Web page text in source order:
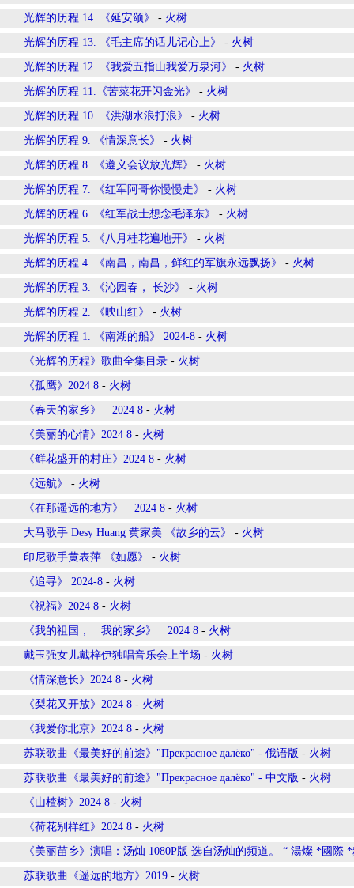
光辉的历程 14. 《延安颂》 - 火树
光辉的历程 13. 《毛主席的话儿记心上》 - 火树
光辉的历程 12. 《我爱五指山我爱万泉河》 - 火树
光辉的历程 11.《苦菜花开闪金光》 - 火树
光辉的历程 10. 《洪湖水浪打浪》 - 火树
光辉的历程 9. 《情深意长》 - 火树
光辉的历程 8. 《遵义会议放光辉》 - 火树
光辉的历程 7. 《红军阿哥你慢慢走》 - 火树
光辉的历程 6. 《红军战士想念毛泽东》 - 火树
光辉的历程 5. 《八月桂花遍地开》 - 火树
光辉的历程 4. 《南昌，南昌，鲜红的军旗永远飘扬》 - 火树
光辉的历程 3. 《沁园春， 长沙》 - 火树
光辉的历程 2. 《映山红》 - 火树
光辉的历程 1. 《南湖的船》 2024-8 - 火树
《光辉的历程》歌曲全集目录 - 火树
《孤鹰》2024 8 - 火树
《春天的家乡》 2024 8 - 火树
《美丽的心情》2024 8 - 火树
《鲜花盛开的村庄》2024 8 - 火树
《远航》 - 火树
《在那遥远的地方》 2024 8 - 火树
大马歌手 Desy Huang 黄家美 《故乡的云》 - 火树
印尼歌手黄表萍 《如愿》 - 火树
《追寻》 2024-8 - 火树
《祝福》2024 8 - 火树
《我的祖国， 我的家乡》 2024 8 - 火树
戴玉强女儿戴梓伊独唱音乐会上半场 - 火树
《情深意长》2024 8 - 火树
《梨花又开放》2024 8 - 火树
《我爱你北京》2024 8 - 火树
苏联歌曲《最美好的前途》"Прекрасное далёко" - 俄语版 - 火树
苏联歌曲《最美好的前途》"Прекрасное далёко" - 中文版 - 火树
《山楂树》2024 8 - 火树
《荷花别样红》2024 8 - 火树
《美丽苗乡》演唱：汤灿 1080P版 选自汤灿的频道。 “ 湯燦 *國際
苏联歌曲《遥远的地方》2019 - 火树